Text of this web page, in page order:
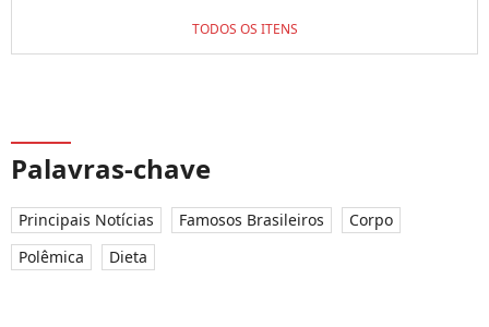
TODOS OS ITENS
Palavras-chave
Principais Notícias Famosos Brasileiros
Corpo
Polêmica
Dieta